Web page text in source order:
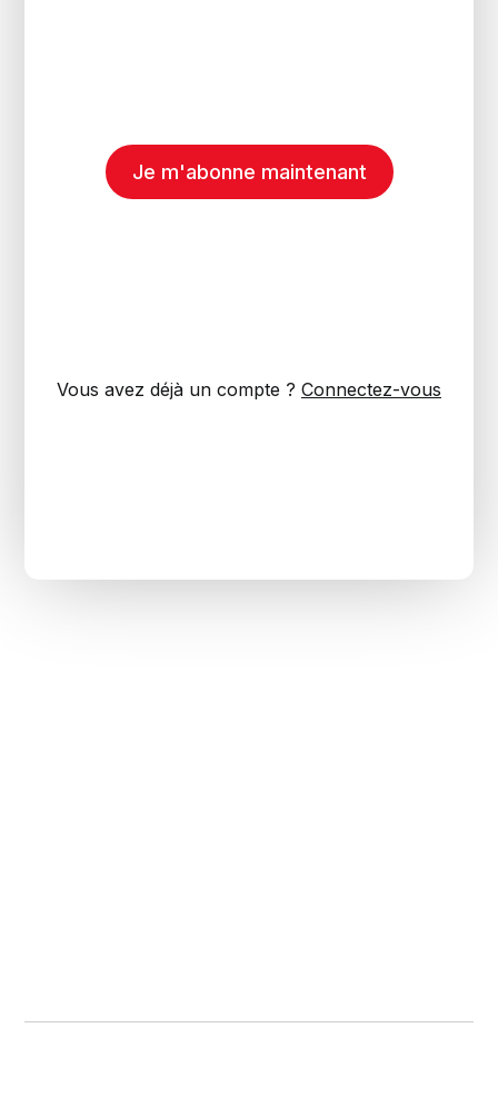
Je m'abonne maintenant
Vous avez déjà un compte ? Connectez-vous